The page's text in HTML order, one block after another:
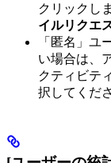
クリックし
イルリクエ
「匿名」ユ
い場合は、
クティビテ
択してくだ